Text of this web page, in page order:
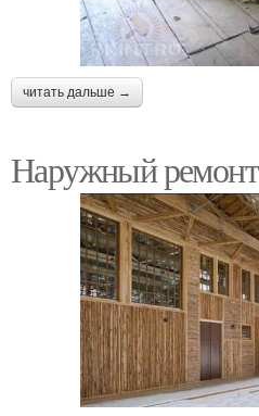
читать дальше →
Наружный ремонт